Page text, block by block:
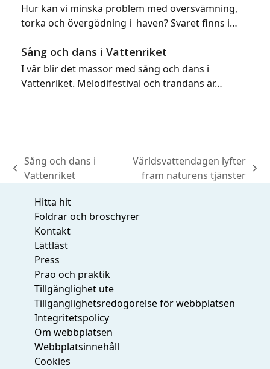
Hur kan vi minska problem med översvämning,
torka och övergödning i haven? Svaret finns i…
Sång och dans i Vattenriket
I vår blir det massor med sång och dans i
Vattenriket. Melodifestival och trandans är…
previous
Sång och dans i
Vattenriket
Världsvattendagen lyfter
fram naturens tjänster
Hitta hit
Foldrar och broschyrer
Kontakt
Lättläst
Press
Prao och praktik
Tillgänglighet ute
Tillgänglighetsredogörelse för webbplatsen
Integritetspolicy
Om webbplatsen
Webbplatsinnehåll
Cookies